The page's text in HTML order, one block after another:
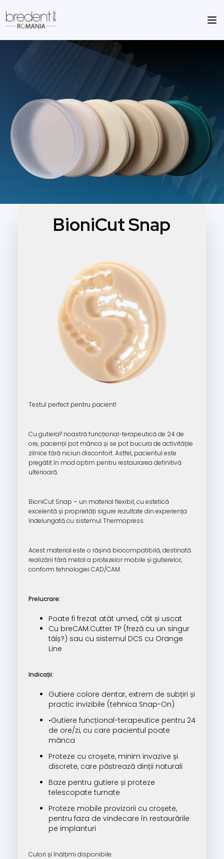
BioniCut Snap
Testul perfect pentru pacient!
Cu gutiera? noastră funcțional-terapeutică de 24 de
ore, pacienții pot mânca și se pot bucura de activitățile
zilnice fără niciun disconfort. Astfel, pacientul este
pregătit în mod optim pentru restaurarea definitivă
ulterioară.
BioniCut Snap – un material flexibil, cu estetică
excelentă și proprietăți sigure rezultate din experiența
îndelungată cu sistemul Thermopress.
Acest material este o rășină biocompatibilă, destinată
realizării fără metal a protezelor mobile și gutierelor,
conform tehnologiei CAD/CAM.
Prelucrare:
Poate fi frezat atât umed, cât și uscat
Cu breCAM.Cutter TP (freză cu un singur
tăiș?) sau cu sistemul DCS cu Orange
Line
Indicații:
Gutiere colore dentar, extrem de subțiri și
practic invizibile (tehnica Snap-On)
•Gutiere funcțional-terapeutice pentru 24
de ore/zi, cu care pacientul poate
mânca
Proteze cu croșete, minim invazive și
discrete, care păstrează dinții naturali
Baze pentru gutiere și proteze
telescopate turnate
Proteze mobile provizorii cu croșete,
pentru faza de vindecare în restaurările
pe implanturi
Culori și înălțimi disponibile: